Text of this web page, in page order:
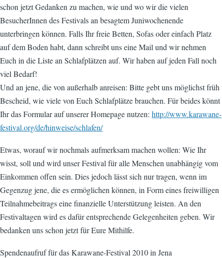
schon jetzt Gedanken zu machen, wie und wo wir die vielen
BesucherInnen des Festivals an besagtem Juniwochenende
unterbringen können. Falls Ihr freie Betten, Sofas oder einfach Platz
auf dem Boden habt, dann schreibt uns eine Mail und wir nehmen
Euch in die Liste an Schlafplätzen auf. Wir haben auf jeden Fall noch
viel Bedarf!
Und an jene, die von außerhalb anreisen: Bitte gebt uns möglichst früh
Bescheid, wie viele von Euch Schlafplätze brauchen. Für beides könnt
Ihr das Formular auf unserer Homepage nutzen: http://www.karawane-
festival.org/de/hinweise/schlafen/
Etwas, worauf wir nochmals aufmerksam machen wollen: Wie Ihr
wisst, soll und wird unser Festival für alle Menschen unabhängig vom
Einkommen offen sein. Dies jedoch lässt sich nur tragen, wenn im
Gegenzug jene, die es ermöglichen können, in Form eines freiwilligen
Teilnahmebeitrags eine finanzielle Unterstützung leisten. An den
Festivaltagen wird es dafür entsprechende Gelegenheiten geben. Wir
bedanken uns schon jetzt für Eure Mithilfe.
Spendenaufruf für das Karawane-Festival 2010 in Jena